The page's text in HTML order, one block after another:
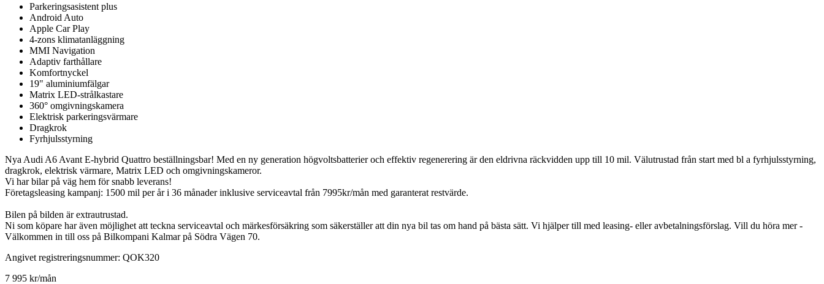
Parkeringsasistent plus
Android Auto
Apple Car Play
4-zons klimatanläggning
MMI Navigation
Adaptiv farthållare
Komfortnyckel
19" aluminiumfälgar
Matrix LED-strålkastare
360° omgivningskamera
Elektrisk parkeringsvärmare
Dragkrok
Fyrhjulsstyrning
Nya Audi A6 Avant E-hybrid Quattro beställningsbar! Med en ny generation högvoltsbatterier och effektiv regenerering är den eldrivna räckvidden upp till 10 mil. Välutrustad från start med bl a fyrhjulsstyrning,
dragkrok, elektrisk värmare, Matrix LED och omgivningskameror.
Vi har bilar på väg hem för snabb leverans!
Företagsleasing kampanj: 1500 mil per år i 36 månader inklusive serviceavtal från 7995kr/mån med garanterat restvärde.
Bilen på bilden är extrautrustad.
Ni som köpare har även möjlighet att teckna serviceavtal och märkesförsäkring som säkerställer att din nya bil tas om hand på bästa sätt. Vi hjälper till med leasing- eller avbetalningsförslag. Vill du höra mer -
Välkommen in till oss på Bilkompani Kalmar på Södra Vägen 70.
Angivet registreringsnummer: QOK320
7 995 kr/mån